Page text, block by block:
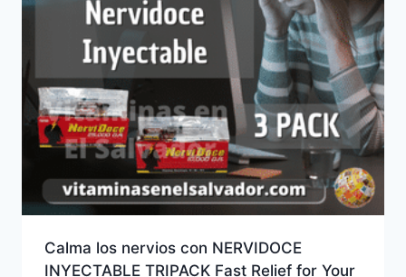
Calma los nervios con NERVIDOCE
INYECTABLE TRIPACK Fast Relief for Your